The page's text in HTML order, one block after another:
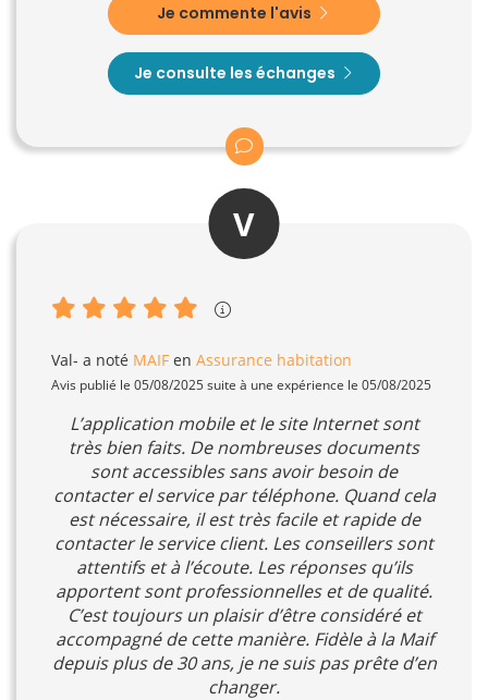
Je commente l'avis
Je consulte les échanges
V
Val- a noté MAIF en Assurance habitation
Avis publié le 05/08/2025 suite à une expérience le 05/08/2025
L’application mobile et le site Internet sont
très bien faits. De nombreuses documents
sont accessibles sans avoir besoin de
contacter el service par téléphone. Quand cela
est nécessaire, il est très facile et rapide de
contacter le service client. Les conseillers sont
attentifs et à l’écoute. Les réponses qu’ils
apportent sont professionnelles et de qualité.
C’est toujours un plaisir d’être considéré et
accompagné de cette manière. Fidèle à la Maif
depuis plus de 30 ans, je ne suis pas prête d’en
changer.